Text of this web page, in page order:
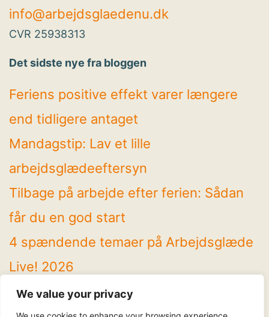
We value your privacy
info@arbejdsglaedenu.dk
CVR 25938313
Det sidste nye fra bloggen
Feriens positive effekt varer længere
end tidligere antaget
Mandagstip: Lav et lille
arbejdsglædeeftersyn
Tilbage på arbejde efter ferien: Sådan
får du en god start
4 spændende temaer på Arbejdsglæde
Live! 2026
Mandagstip: Brug sommeren til at rydde